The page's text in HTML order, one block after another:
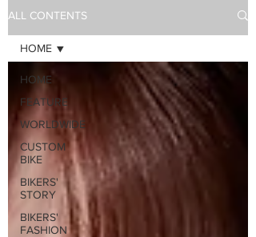
ALL CONTENTS
HOME
FEATURE
WORLDWIDE
CUSTOM
BIKE
BIKERS'
STORY
BIKERS'
FASHION
HOME